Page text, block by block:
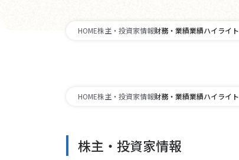
HOME株主・投資家情報財務・業績業績ハイライト
HOME株主・投資家情報財務・業績業績ハイライト
株主・投資家情報